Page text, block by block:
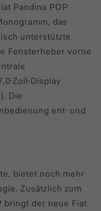
Pandina POP
das
unterstützte
Fensterheber vorne
Zoll-Display
Die
ent- und
bietet noch mehr
Zusätzlich zum
bringt der neue Fiat